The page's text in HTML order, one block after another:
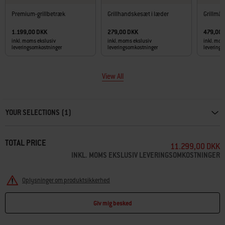
støbejern
Premium-grillbetræk
1.199,00 DKK
inkl. moms ekslusiv
leveringsomkostninger
Grillhandskesæt i læder
279,00 DKK
inkl. moms ekslusiv
leveringsomkostninger
479,00
inkl.
View All
YOUR SELECTIONS (1)
TOTAL PRICE 11.299,00 DKK
INKL. MOMS EKSLUSIV LEVERINGSOMKOSTNINGER
Oplysninger om produktsikkerhed
Giv mig besked